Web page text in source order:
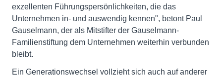
exzellenten Führungspersönlichkeiten, die das
Unternehmen in- und auswendig kennen", betont Paul
Gauselmann, der als Mitstifter der Gauselmann-
Familienstiftung dem Unternehmen weiterhin verbunden
bleibt.
Ein Generationswechsel vollzieht sich auch auf anderer